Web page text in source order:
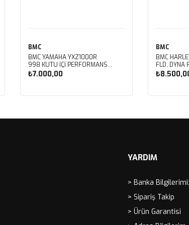
BMC
BMC YAMAHA YXZ1000R
998 KUTU İÇİ PERFORMANS
HAVA FİLTRESİ FM01128
₺7.000,00
BMC
BMC
FLD, DYNA
FXDBB,
FXDF,
FM01123
YARDIM
> Banka
> Sipariş Takip
> Ürün Garantisi